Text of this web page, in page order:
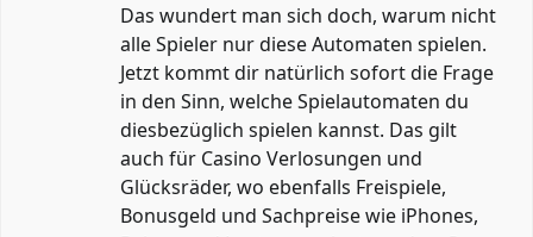
Das wundert man sich doch, warum nicht
alle Spieler nur diese Automaten spielen.
Jetzt kommt dir natürlich sofort die Frage
in den Sinn, welche Spielautomaten du
diesbezüglich spielen kannst. Das gilt
auch für Casino Verlosungen und
Glücksräder, wo ebenfalls Freispiele,
Bonusgeld und Sachpreise wie iPhones,